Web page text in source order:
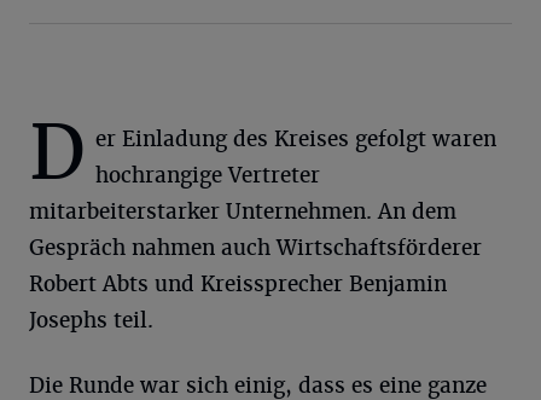
D er Einladung des Kreises gefolgt waren
hochrangige Vertreter
mitarbeiterstarker Unternehmen. An dem
Gespräch nahmen auch Wirtschaftsförderer
Robert Abts und Kreissprecher Benjamin
Josephs teil.
Die Runde war sich einig, dass es eine ganze